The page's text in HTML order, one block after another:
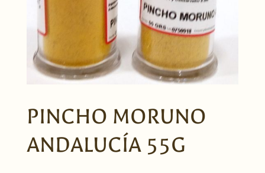
PINCHO MORUNO
ANDALUCÍA 55G